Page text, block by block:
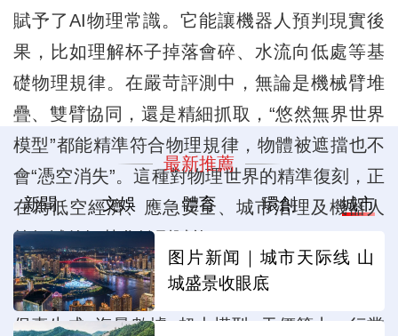
賦予了AI物理常識。它能讓機器人預判現實後
果，比如理解杯子掉落會碎、水流向低處等基
礎物理規律。在嚴苛評測中，無論是機械臂堆
疊、雙臂協同，還是精細抓取，“悠然無界世界
模型”都能精準符合物理規律，物體被遮擋也不
會“憑空消失”。這種對物理世界的精準復刻，正
在為低空經濟、應急安全、城市治理及機器人
等領域的智慧化轉型賦能。
當前世界模型領域存在一種慣性認知：高
保真生成=海量數據+超大模型+天價算力，行業
最新推薦
新聞 文娛 體育 環創 城市
图片新闻｜城市天际线 山
城盛景收眼底